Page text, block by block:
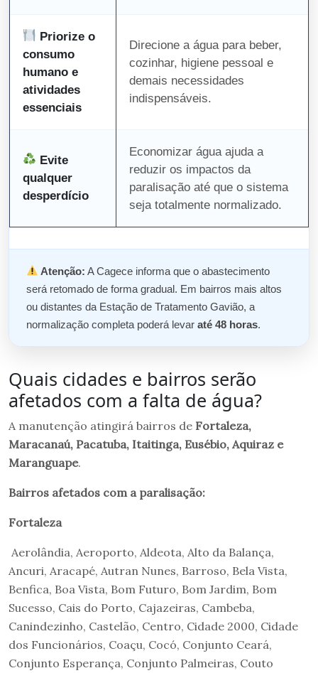
Priorize o
consumo
humano e
atividades
essenciais
Direcione a água para beber,
cozinhar, higiene pessoal e
demais necessidades
indispensáveis.
Evite
qualquer
desperdício
Economizar água ajuda a
reduzir os impactos da
paralisação até que o sistema
seja totalmente normalizado.
Atenção: A Cagece informa que o abastecimento
será retomado de forma gradual. Em bairros mais altos
ou distantes da Estação de Tratamento Gavião, a
normalização completa poderá levar até 48 horas.
Quais cidades e bairros serão
afetados com a falta de água?
A manutenção atingirá bairros de Fortaleza,
Maracanaú, Pacatuba, Itaitinga, Eusébio, Aquiraz e
Maranguape.
Bairros afetados com a paralisação:
Fortaleza
Aerolândia, Aeroporto, Aldeota, Alto da Balança,
Ancuri, Aracapé, Autran Nunes, Barroso, Bela Vista,
Benfica, Boa Vista, Bom Futuro, Bom Jardim, Bom
Sucesso, Cais do Porto, Cajazeiras, Cambeba,
Canindezinho, Castelão, Centro, Cidade 2000, Cidade
dos Funcionários, Coaçu, Cocó, Conjunto Ceará,
Conjunto Esperança, Conjunto Palmeiras, Couto